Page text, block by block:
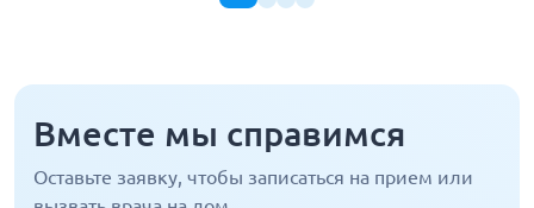
Вместе мы справимся
Оставьте заявку, чтобы записаться на прием или